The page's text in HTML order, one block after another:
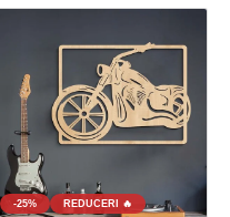
-25% REDUCERI 🔥